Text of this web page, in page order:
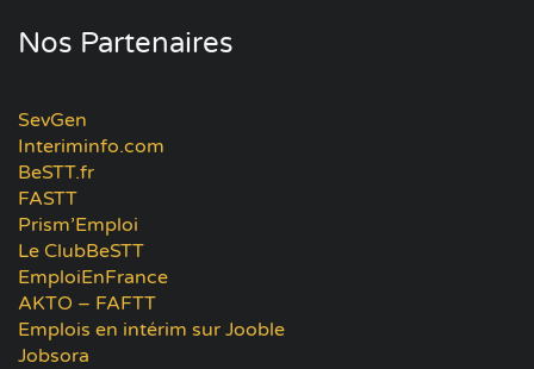
Nos Partenaires
SevGen
Interiminfo.com
BeSTT.fr
FASTT
Prism’Emploi
Le ClubBeSTT
EmploiEnFrance
AKTO – FAFTT
Emplois en intérim sur Jooble
Jobsora